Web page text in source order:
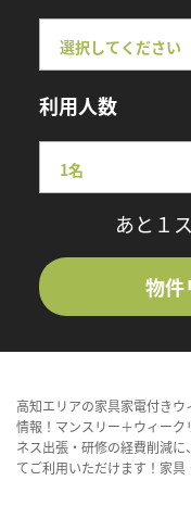
利用人数
あと１
物件
高知エリアの家具家電付き
情報！マンスリー＋ウィー
ネス出張・研修の経費削減
てご利用いただけます！家具